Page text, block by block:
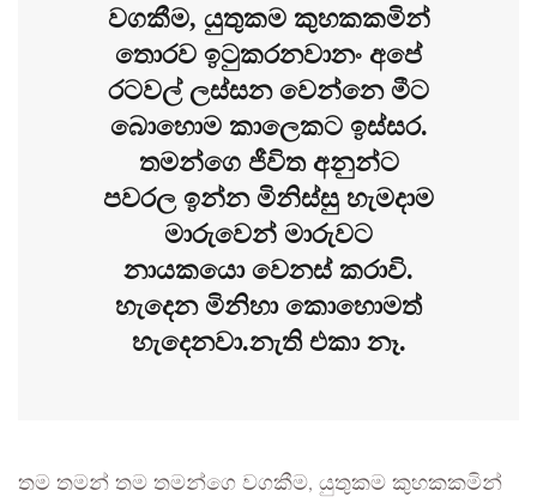
වගකීම, යුතුකම කුහකකමින්
තොරව ඉටුකරනවානං අපේ
රටවල් ලස්සන වෙන්නෙ මීට
බොහොම කාලෙකට ඉස්සර.
තමන්ගෙ ජීවිත අනුන්ට
පවරල ඉන්න මිනිස්සු හැමදාම
මාරුවෙන් මාරුවට
නායකයො වෙනස් කරාවි.
හැදෙන මිනිහා කොහොමත්
හැදෙනවා.නැති එකා නෑ.
තම තමන් තම තමන්ගෙ වගකීම, යුතුකම කුහකකමින්